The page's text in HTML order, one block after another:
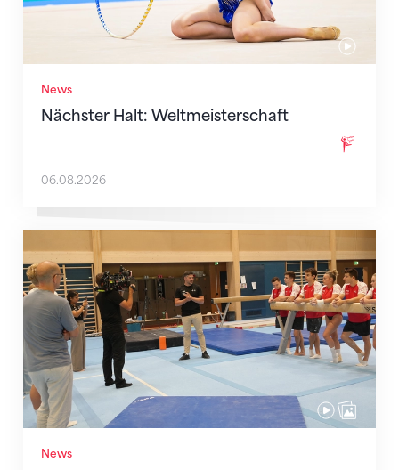
News
Nächster Halt: Weltmeisterschaft
06.08.2026
News
Mit klaren Zielen nach Zagreb